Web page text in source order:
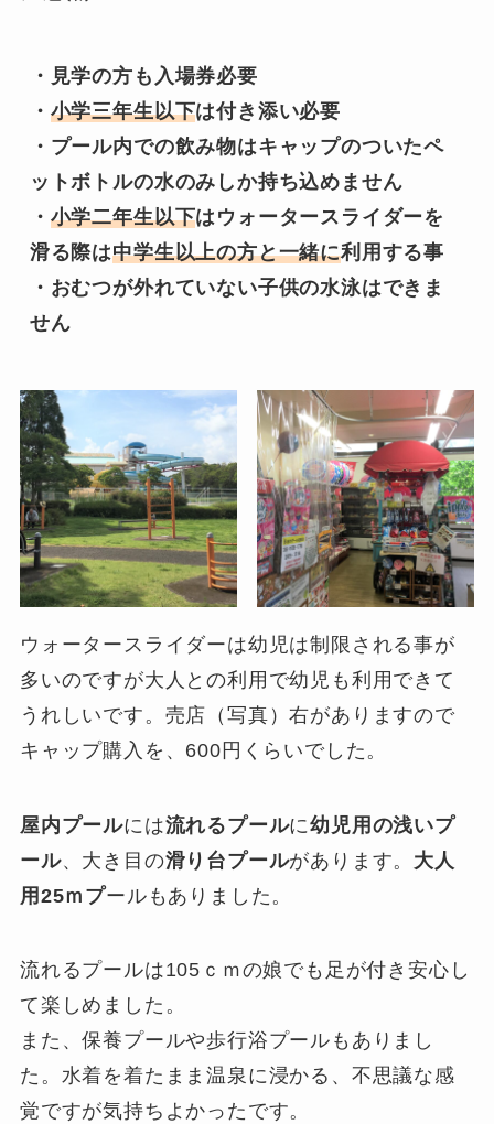
・見学の方も入場券必要
・ 小学三年生以下は付き添い必要
・プール内での飲み物はキャップのついたペ
ットボトルの水のみしか持ち込めません
・ 小学二年生以下はウォータースライダーを
滑る際は中学生以上の方と一緒に利用する事
・おむつが外れていない子供の水泳はできま
せん
ウォータースライダーは幼児は制限される事が
多いのですが大人との利用で幼児も利用できて
うれしいです。売店（写真）右がありますので
キャップ購入を、600円くらいでした。
屋内プールには流れるプールに幼児用の浅いプ
ール、大き目の滑り台プールがあります。 大人
用25ｍプールもありました。
流れるプールは105ｃｍの娘でも足が付き安心し
て楽しめました。
また、保養プールや歩行浴プール もありまし
た。水着を着たまま温泉に浸かる、不思議な感
覚ですが気持ちよかったです。